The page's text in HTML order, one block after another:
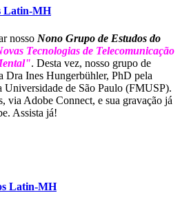
Latin-MH
nosso Nono Grupo de Estudos do
Tecnologias de Telecomunicação
. Desta vez, nosso grupo de
Dra Ines Hungerbühler, PhD pela
Universidade de São Paulo (FMUSP).
via Adobe Connect, e sua gravação já
Assista já!
Latin-MH